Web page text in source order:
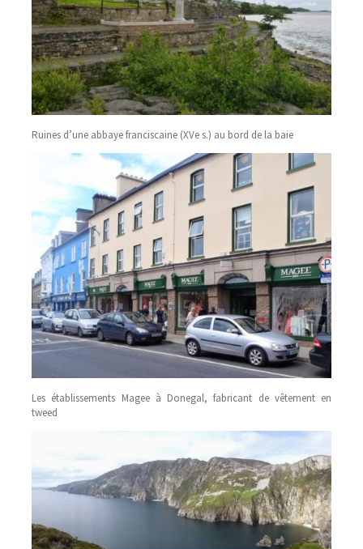
Ruines d’une abbaye franciscaine (XVe s.) au bord de la baie
Les établissements Magee à Donegal, fabricant de vêtement en
tweed